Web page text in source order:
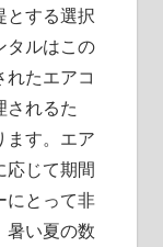
とする選択
タルはこの
たエアコ
されるた
ます。エア
応じて期間
にとって非
暑い夏の数